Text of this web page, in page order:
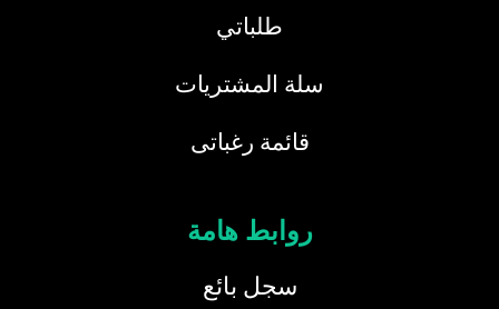
طلباتي
سلة المشتريات
قائمة رغباتى
روابط هامة
سجل بائع